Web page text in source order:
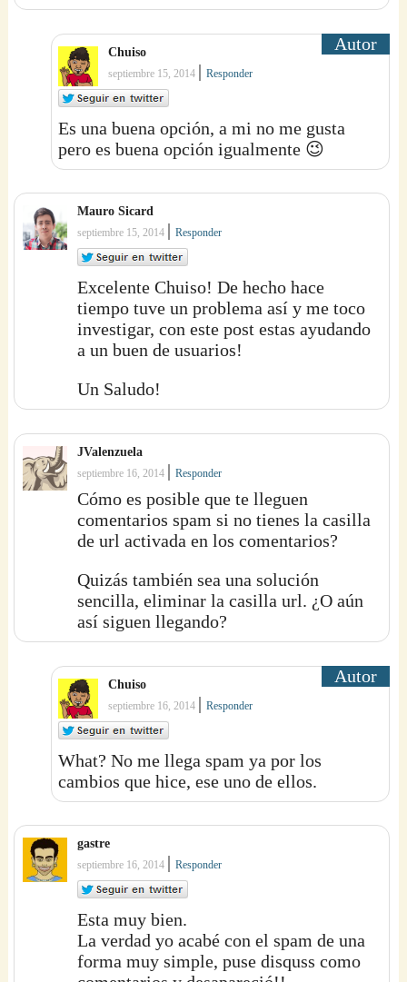
Chuiso
septiembre 15, 2014 |Responder
Es una buena opción, a mi no me gusta
pero es buena opción igualmente 😉
Mauro Sicard
septiembre 15, 2014 |Responder
Excelente Chuiso! De hecho hace
tiempo tuve un problema así y me toco
investigar, con este post estas ayudando
a un buen de usuarios!
Un Saludo!
JValenzuela
septiembre 16, 2014 |Responder
Cómo es posible que te lleguen
comentarios spam si no tienes la casilla
de url activada en los comentarios?
Quizás también sea una solución
sencilla, eliminar la casilla url. ¿O aún
así siguen llegando?
Chuiso
septiembre 16, 2014 |Responder
What? No me llega spam ya por los
cambios que hice, ese uno de ellos.
gastre
septiembre 16, 2014 |Responder
Esta muy bien.
La verdad yo acabé con el spam de una
forma muy simple, puse disquss como